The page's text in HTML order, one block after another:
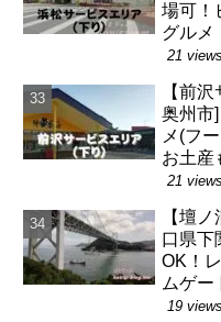
場可！
グルメ
21 views
【前
奥州市
メ(フ
お土産
21 views
【壇
口県下
OK！
ムゲ
19 views